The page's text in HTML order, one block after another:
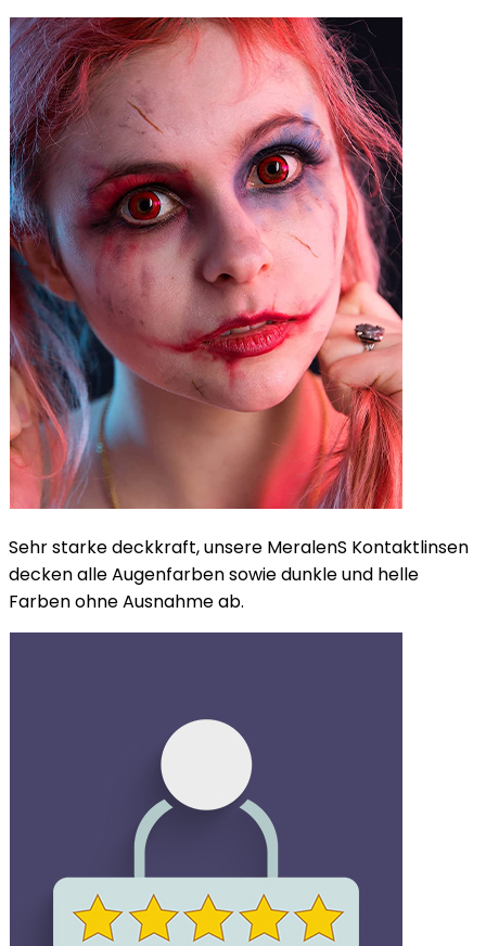
Sehr starke deckkraft, unsere MeralenS Kontaktlinsen
decken alle Augenfarben sowie dunkle und helle
Farben ohne Ausnahme ab.